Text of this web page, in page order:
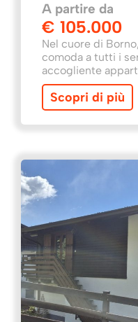
A partire da
€ 105.000
Nel cuore di
comoda a tutti i
accogliente
Scopri di più